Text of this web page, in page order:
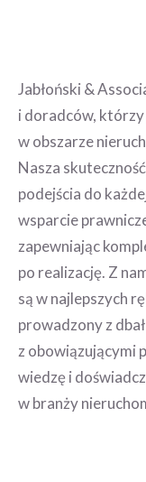
Jabłoński &
i doradców,
w obszarze
Nasza
podejścia do
wsparcie
zapewniając
po realizację. Z
są w najlepszych
prowadzony z
z obowiązującymi
wiedzę i
w branży